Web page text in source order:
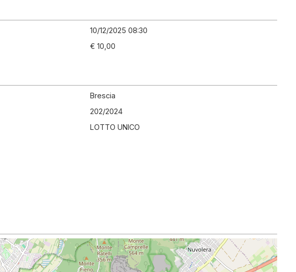
10/12/2025 08:30
€ 10,00
Brescia
202/2024
LOTTO UNICO